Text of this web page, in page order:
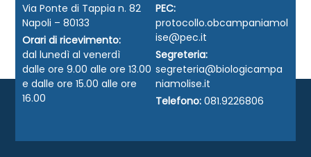
Via Ponte di Tappia n. 82
Napoli – 80133
Orari di ricevimento:
dal lunedì al venerdì
dalle ore 9.00 alle ore 13.00
e dalle ore 15.00 alle ore
16.00
PEC:
protocollo.obcampaniamol
ise@pec.it
Segreteria:
segreteria@biologicampa
niamolise.it
Telefono: 081.9226806